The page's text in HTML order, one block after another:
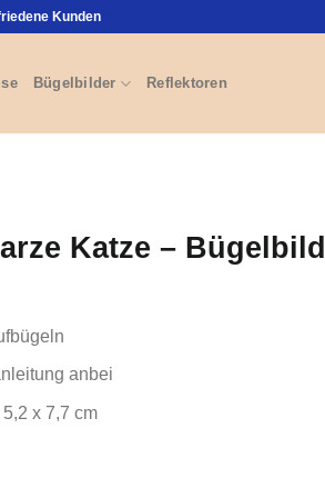
Kunden
Bügelbilder Reflektoren
Katze – Bügelbild
anbei
x 7,7 cm